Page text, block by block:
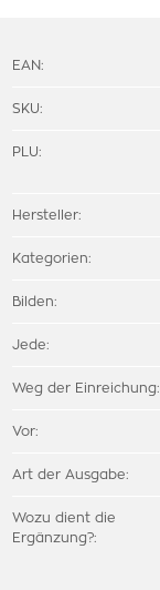
EAN:
SKU:
PLU:
Hersteller:
Kategorien:
Bilden:
Jede:
Weg der Einreichung:
Vor:
Art der Ausgabe:
Wozu dient die
Ergänzung?: